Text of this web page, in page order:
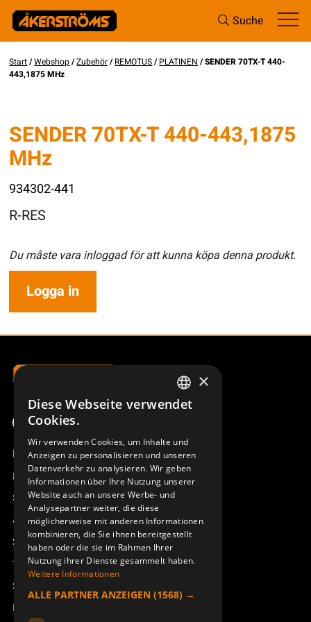
Suche
Start/Webshop/Zubehör/REMOTUS/PLATINEN / SENDER 70TX-T 440-
443,1875 MHz
SENDER 70TX-T 440-443,1875
MHz
934302-441
R-RES
Du måste vara inloggad för att kunna köpa denna produkt.
Logga in
Produktübersicht
Remotus
Sesam
Access_Ctrl
Support
Technischer Support
Service buchen
Handbücher und Videoanleitungen
SWEDISH
DEUTSCH
×
Diese Webseite verwendet
Cookies.
Wir verwenden Cookies, um Inhalte und
Anzeigen zu personalisieren und unseren
Datenverkehr zu analysieren. Wir geben
Informationen über Ihre Nutzung unserer
Website auch an unsere Werbe- und
Analysepartner weiter, die diese
möglicherweise mit anderen Informationen
kombinieren, die Sie ihnen bereitgestellt
haben oder die sie im Rahmen Ihrer
Nutzung ihrer Dienste gesammelt haben.
Weitere Informationen
ALLE PARTNER ANZEIGEN (1568) →